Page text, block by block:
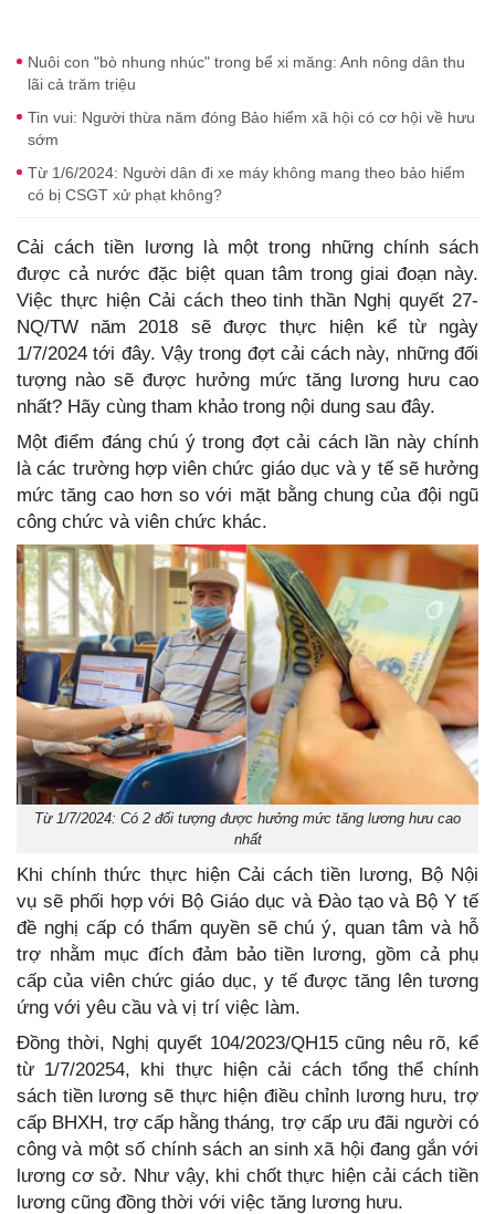
Nuôi con "bò nhung nhúc" trong bể xi măng: Anh nông dân thu
lãi cả trăm triệu
Tin vui: Người thừa năm đóng Bảo hiểm xã hội có cơ hội về hưu
sớm
Từ 1/6/2024: Người dân đi xe máy không mang theo bảo hiểm
có bị CSGT xử phạt không?
Cải cách tiền lương là một trong những chính sách
được cả nước đặc biệt quan tâm trong giai đoạn này.
Việc thực hiện Cải cách theo tinh thần Nghị quyết 27-
NQ/TW năm 2018 sẽ được thực hiện kể từ ngày
1/7/2024 tới đây. Vậy trong đợt cải cách này, những đối
tượng nào sẽ được hưởng mức tăng lương hưu cao
nhất? Hãy cùng tham khảo trong nội dung sau đây.
Một điểm đáng chú ý trong đợt cải cách lần này chính
là các trường hợp viên chức giáo dục và y tế sẽ hưởng
mức tăng cao hơn so với mặt bằng chung của đội ngũ
công chức và viên chức khác.
Từ 1/7/2024: Có 2 đối tượng được hưởng mức tăng lương hưu cao
nhất
Khi chính thức thực hiện Cải cách tiền lương, Bộ Nội
vụ sẽ phối hợp với Bộ Giáo dục và Đào tạo và Bộ Y tế
đề nghị cấp có thẩm quyền sẽ chú ý, quan tâm và hỗ
trợ nhằm mục đích đảm bảo tiền lương, gồm cả phụ
cấp của viên chức giáo dục, y tế được tăng lên tương
ứng với yêu cầu và vị trí việc làm.
Đồng thời, Nghị quyết 104/2023/QH15 cũng nêu rõ, kể
từ 1/7/20254, khi thực hiện cải cách tổng thể chính
sách tiền lương sẽ thực hiện điều chỉnh lương hưu, trợ
cấp BHXH, trợ cấp hằng tháng, trợ cấp ưu đãi người có
công và một số chính sách an sinh xã hội đang gắn với
lương cơ sở. Như vậy, khi chốt thực hiện cải cách tiền
lương cũng đồng thời với việc tăng lương hưu.